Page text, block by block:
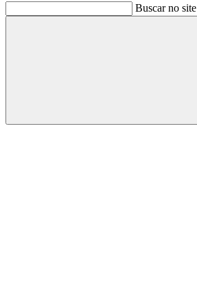
Buscar no site
Buscar